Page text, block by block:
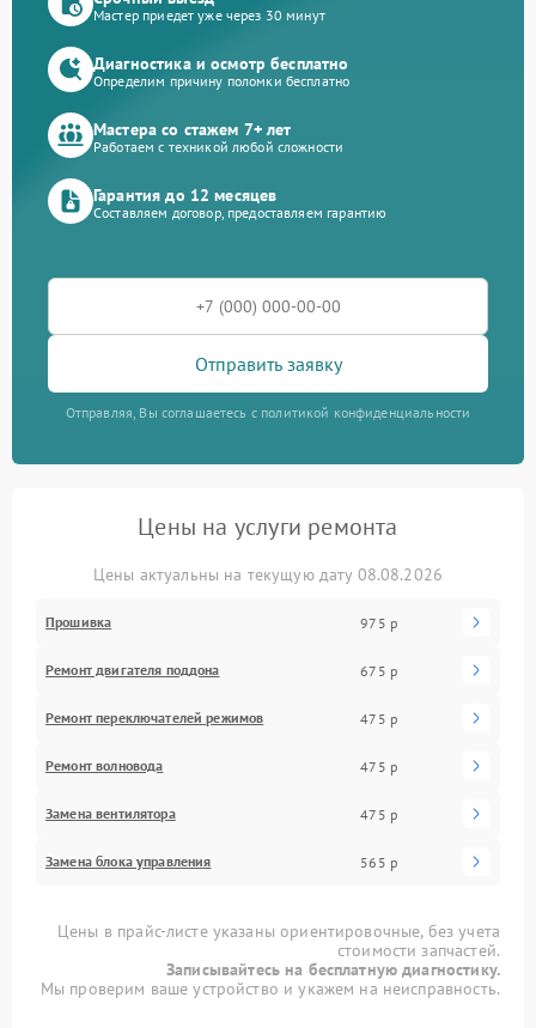
Мастер приедет уже через 30 минут
Диагностика и осмотр бесплатно
Определим причину поломки бесплатно
Мастера со стажем 7+ лет
Работаем с техникой любой сложности
Гарантия до 12 месяцев
Составляем договор, предоставляем гарантию
Отправить заявку
Отправляя, Вы соглашаетесь с политикой конфиденциальности
Цены на услуги ремонта
Цены актуальны на текущую дату 08.08.2026
Прошивка 975 р
Ремонт двигателя поддона 675 р
Ремонт переключателей режимов 475 р
Ремонт волновода 475 р
Замена вентилятора 475 р
Замена блока управления 565 р
Цены в прайс-листе указаны ориентировочные, без учета
стоимости запчастей.
Записывайтесь на бесплатную диагностику.
Мы проверим ваше устройство и укажем на неисправность.